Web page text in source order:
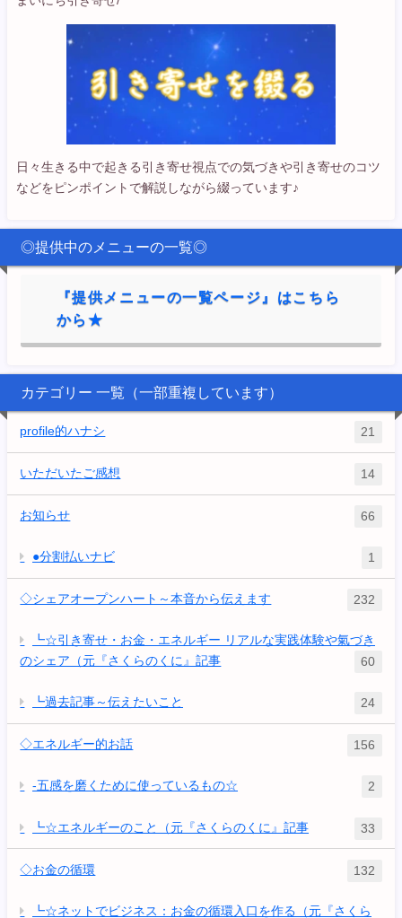
日々生きる中で起きる引き寄せ視点での気づきや引き寄せのコツ
などをピンポイントで解説しながら綴っています♪
◎提供中のメニューの一覧◎
『提供メニューの一覧ページ』はこちら
から★
カテゴリー 一覧（一部重複しています）
profile的ハナシ 21
いただいたご感想 14
お知らせ 66
●分割払いナビ 1
◇シェアオープンハート～本音から伝えます 232
┗☆引き寄せ・お金・エネルギー リアルな実践体験や氣づき
のシェア（元『さくらのくに』記事
60
┗過去記事～伝えたいこと 24
◇エネルギー的お話 156
-五感を磨くために使っているもの☆ 2
┗☆エネルギーのこと（元『さくらのくに』記事 33
◇お金の循環 132
┗☆ネットでビジネス：お金の循環入口を作る（元『さくら